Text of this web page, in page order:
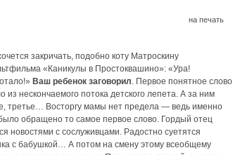
на печать
закричать, подобно коту Матроскину
«Каникулы в Простоквашино»: «Ура!
Ваш ребенок заговорил. Первое понятное слово
из нескончаемого потока детского лепета. А за ним
третье… Восторгу мамы нет предела — ведь именно
обращено то самое первое слово. Гордый отец
новостями с сослуживцами. Радостно суетятся
с бабушкой… А потом на смену этому всеобщему